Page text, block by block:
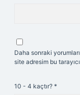
Daha sonraki
site adresim bu
10 - 4 kaçtır? *